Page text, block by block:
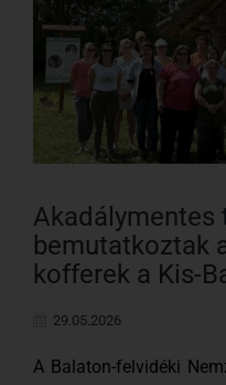
Akadálymentes
bemutatkoztak
kofferek a Kis-
29.05.2026
A Balaton-felvidéki